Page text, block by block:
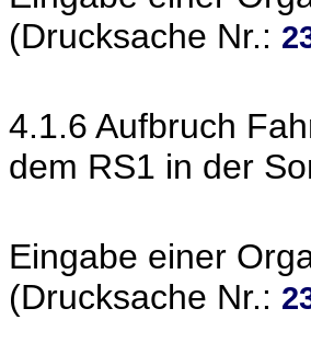
(Drucksache Nr.:
4.1.6 Aufbruch
dem RS1 in der
Eingabe einer
(Drucksache Nr.: